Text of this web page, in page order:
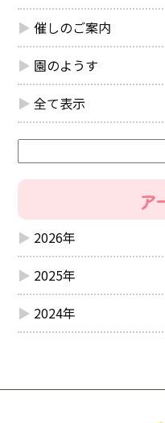
催しのご案内
園のようす
全て表示
2026年
2025年
2024年